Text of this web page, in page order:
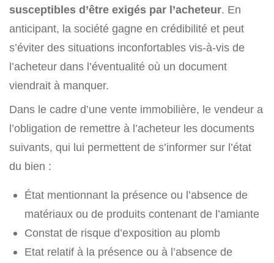
susceptibles d’être exigés par l’acheteur. En
anticipant, la société gagne en crédibilité et peut
s’éviter des situations inconfortables vis-à-vis de
l’acheteur dans l’éventualité où un document
viendrait à manquer.
Dans le cadre d’une vente immobilière, le vendeur a
l’obligation de remettre à l’acheteur les documents
suivants, qui lui permettent de s’informer sur l’état
du bien :
État mentionnant la présence ou l’absence de
matériaux ou de produits contenant de l’amiante
Constat de risque d’exposition au plomb
Etat relatif à la présence ou à l’absence de